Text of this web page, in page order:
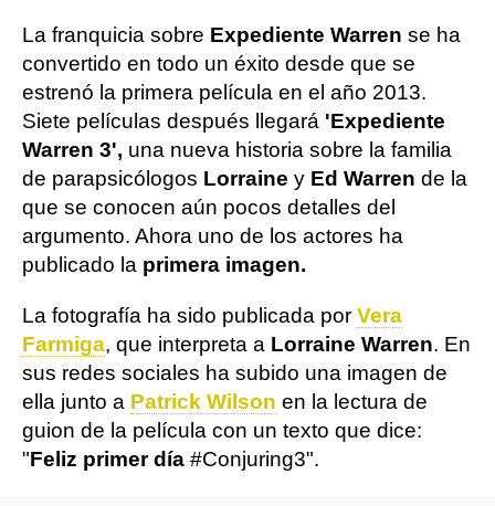
La franquicia sobre Expediente Warren se ha
convertido en todo un éxito desde que se
estrenó la primera película en el año 2013.
Siete películas después llegará 'Expediente
Warren 3', una nueva historia sobre la familia
de parapsicólogos Lorraine y Ed Warren de la
que se conocen aún pocos detalles del
argumento. Ahora uno de los actores ha
publicado la primera imagen.
La fotografía ha sido publicada por Vera
Farmiga, que interpreta a Lorraine Warren. En
sus redes sociales ha subido una imagen de
ella junto a Patrick Wilson en la lectura de
guion de la película con un texto que dice:
"Feliz primer día #Conjuring3".